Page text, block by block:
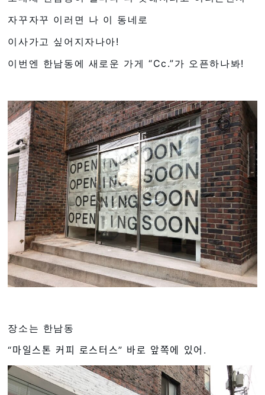
자꾸자꾸 이러면 나 이 동네로
이사가고 싶어지자나아!
이번엔 한남동에 새로운 가게 “Cc.”가 오픈하나봐!
장소는 한남동
“마일스톤 커피 로스터스” 바로 앞쪽에 있어.